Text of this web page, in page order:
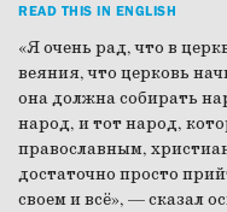
READ THIS IN ENGLISH
«Я очень рад, что в
веяния, что церковь
она должна собирать
народ, и тот народ,
православным,
достаточно просто
своем и всё», — сказал